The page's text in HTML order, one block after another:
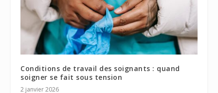
Conditions de travail des soignants : quand
soigner se fait sous tension
2 janvier 2026